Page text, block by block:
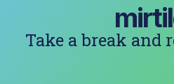
Take a break and